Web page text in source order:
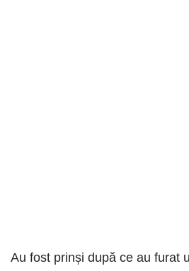
Au fost prinși după ce au furat